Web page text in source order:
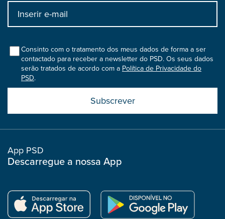
Input
bootstrap
colConsinto com o tratamento dos meus dados de forma a ser
contactado para receber a newsletter do PSD. Os seus dados
serão tratados de acordo com a Política de Privacidade do
PSD.
boostrap
col
App PSD
Descarregue a nossa App